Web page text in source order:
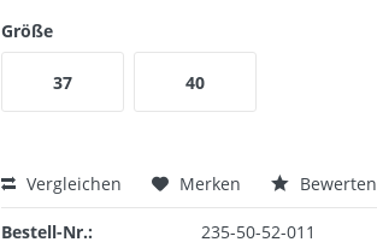
Größe
37 40
Vergleichen Merken Bewerten
Bestell-Nr.:
235-50-52-011